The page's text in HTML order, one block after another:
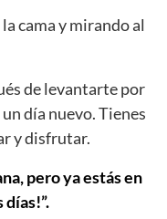
cama y mirando al
de levantarte por
día nuevo. Tienes
y disfrutar.
pero ya estás en
días!”.